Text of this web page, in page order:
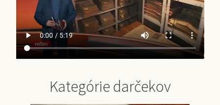
Kategórie darčekov